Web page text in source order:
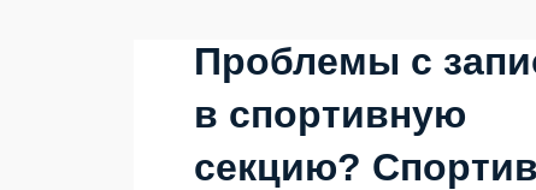
Проблемы с
в спортивную
секцию?